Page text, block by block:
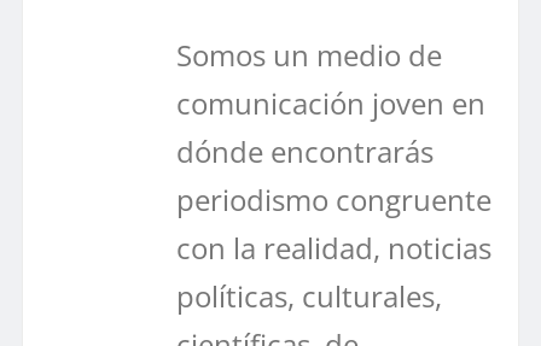
Somos un medio de
comunicación joven en
dónde encontrarás
periodismo congruente
con la realidad, noticias
políticas, culturales,